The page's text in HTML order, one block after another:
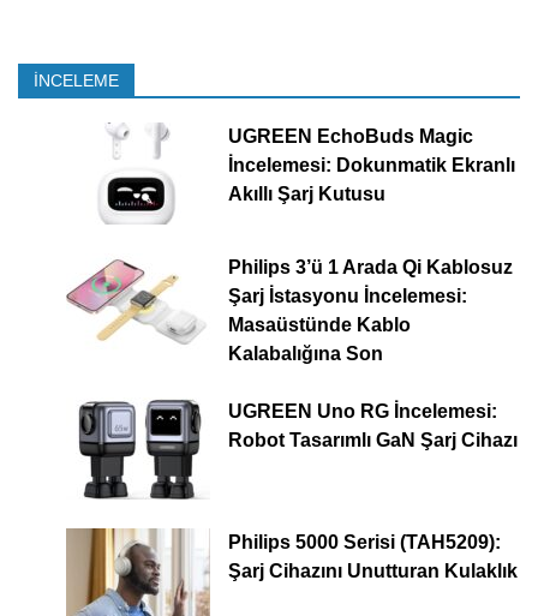
İNCELEME
UGREEN EchoBuds Magic
İncelemesi: Dokunmatik Ekranlı
Akıllı Şarj Kutusu
Philips 3’ü 1 Arada Qi Kablosuz
Şarj İstasyonu İncelemesi:
Masaüstünde Kablo
Kalabalığına Son
UGREEN Uno RG İncelemesi:
Robot Tasarımlı GaN Şarj Cihazı
Philips 5000 Serisi (TAH5209):
Şarj Cihazını Unutturan Kulaklık